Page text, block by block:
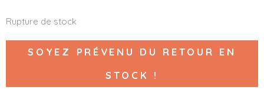
Rupture de stock
SOYEZ PRÉVENU DU RETOUR EN
STOCK !